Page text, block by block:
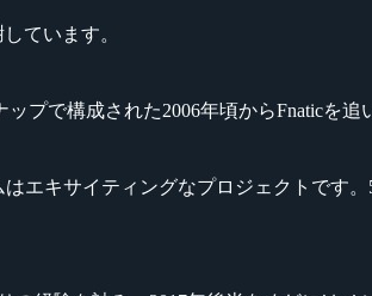
ています。
ップで構成された2006年頃からFnaticを
エキサイティングなプロジェクトです